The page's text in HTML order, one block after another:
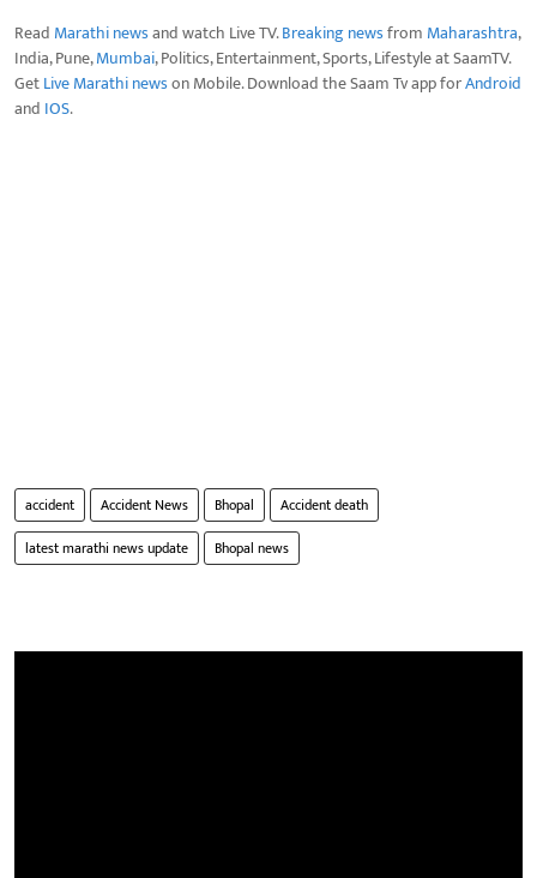
Read Marathi newsand watch Live TV.Breaking newsfrom Maharashtra,
India, Pune,Mumbai, Politics, Entertainment, Sports, Lifestyle at SaamTV.
GetLive Marathi newson Mobile. Download the Saam Tv app forAndroid
and IOS.
accident Accident News Bhopal
Accident death
latest marathi news update
Bhopal news